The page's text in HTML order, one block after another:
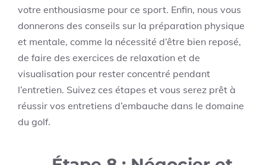
votre enthousiasme pour ce sport. Enfin, nous vous
donnerons des conseils sur la préparation physique
et mentale, comme la nécessité d’être bien reposé,
de faire des exercices de relaxation et de
visualisation pour rester concentré pendant
l’entretien. Suivez ces étapes et vous serez prêt à
réussir vos entretiens d’embauche dans le domaine
du golf.